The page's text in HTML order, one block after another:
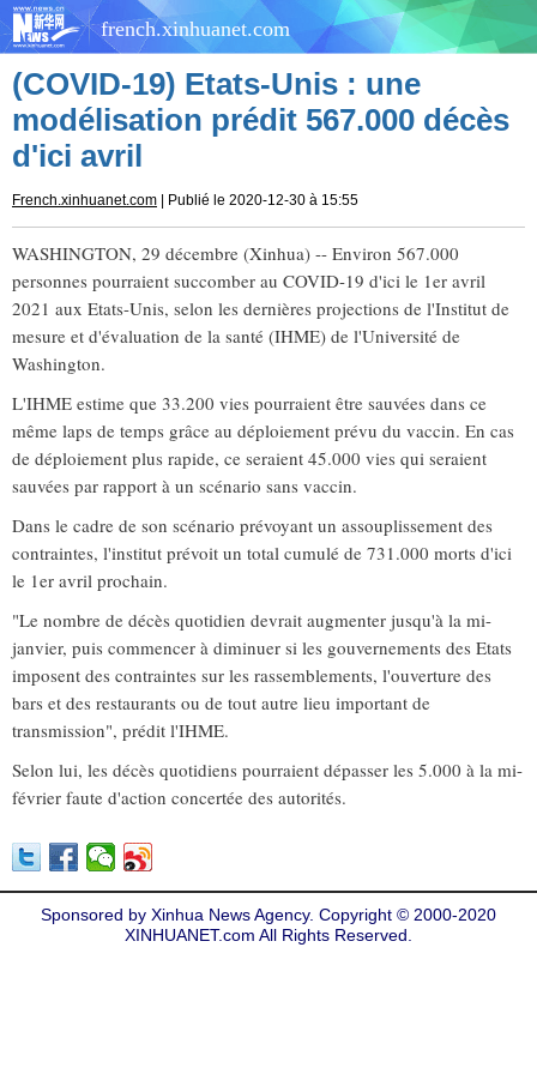
french.xinhuanet.com
(COVID-19) Etats-Unis : une
modélisation prédit 567.000 décès
d'ici avril
French.xinhuanet.com | Publié le 2020-12-30 à 15:55
WASHINGTON, 29 décembre (Xinhua) -- Environ 567.000
personnes pourraient succomber au COVID-19 d'ici le 1er avril
2021 aux Etats-Unis, selon les dernières projections de l'Institut de
mesure et d'évaluation de la santé (IHME) de l'Université de
Washington.
L'IHME estime que 33.200 vies pourraient être sauvées dans ce
même laps de temps grâce au déploiement prévu du vaccin. En cas
de déploiement plus rapide, ce seraient 45.000 vies qui seraient
sauvées par rapport à un scénario sans vaccin.
Dans le cadre de son scénario prévoyant un assouplissement des
contraintes, l'institut prévoit un total cumulé de 731.000 morts d'ici
le 1er avril prochain.
"Le nombre de décès quotidien devrait augmenter jusqu'à la mi-
janvier, puis commencer à diminuer si les gouvernements des Etats
imposent des contraintes sur les rassemblements, l'ouverture des
bars et des restaurants ou de tout autre lieu important de
transmission", prédit l'IHME.
Selon lui, les décès quotidiens pourraient dépasser les 5.000 à la mi-
février faute d'action concertée des autorités.
Sponsored by Xinhua News Agency. Copyright © 2000-2020
XINHUANET.com All Rights Reserved.